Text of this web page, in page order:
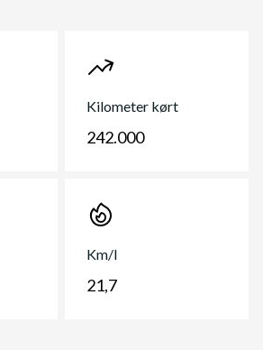
Kilometer kørt
242.000
Km/l
21,7